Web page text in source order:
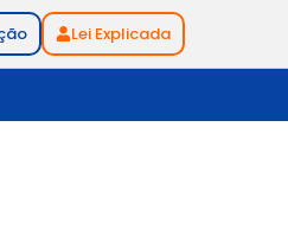
Lei Explicada